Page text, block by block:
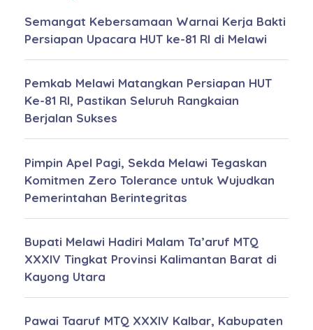
Semangat Kebersamaan Warnai Kerja Bakti
Persiapan Upacara HUT ke-81 RI di Melawi
Pemkab Melawi Matangkan Persiapan HUT
Ke-81 RI, Pastikan Seluruh Rangkaian
Berjalan Sukses
Pimpin Apel Pagi, Sekda Melawi Tegaskan
Komitmen Zero Tolerance untuk Wujudkan
Pemerintahan Berintegritas
Bupati Melawi Hadiri Malam Ta’aruf MTQ
XXXIV Tingkat Provinsi Kalimantan Barat di
Kayong Utara
Pawai Taaruf MTQ XXXIV Kalbar, Kabupaten